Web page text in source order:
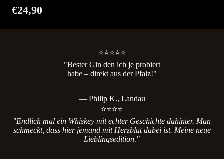
€24,90
⭐⭐⭐⭐⭐
"Bester Gin den ich je probiert
habe – direkt aus der Pfalz!"
— Philip K., Landau
⭐⭐⭐⭐
"Endlich mal ein Whiskey mit echter Geschichte dahinter. Man
schmeckt, dass hier jemand mit Herzblut dabei ist. Meine neue
Lieblingsedition."